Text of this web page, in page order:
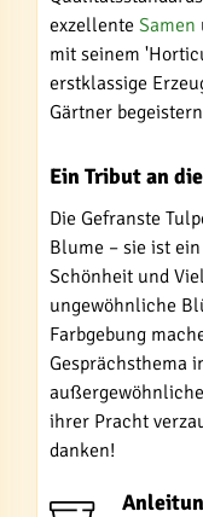
exzellente Samen
mit seinem
erstklassige
Gärtner
Ein Tribut an
Die Gefranste
Blume – sie ist
Schönheit und
ungewöhnliche
Farbgebung
Gesprächsthema
ihrer Pracht
danken!